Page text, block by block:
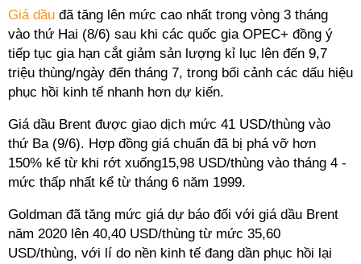
Giá dầu đã tăng lên mức cao nhất trong vòng 3 tháng
vào thứ Hai (8/6) sau khi các quốc gia OPEC+ đồng ý
tiếp tục gia hạn cắt giảm sản lượng kỉ lục lên đến 9,7
triệu thùng/ngày đến tháng 7, trong bối cảnh các dấu hiệu
phục hồi kinh tế nhanh hơn dự kiến.
Giá dầu Brent được giao dịch mức 41 USD/thùng vào
thứ Ba (9/6). Hợp đồng giá chuẩn đã bị phá vỡ hơn
150% kể từ khi rớt xuống15,98 USD/thùng vào tháng 4 -
mức thấp nhất kể từ tháng 6 năm 1999.
Goldman đã tăng mức giá dự báo đối với giá dầu Brent
năm 2020 lên 40,40 USD/thùng từ mức 35,60
USD/thùng, với lí do nền kinh tế đang dần phục hồi lại